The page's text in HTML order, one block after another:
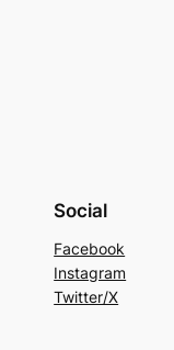
Social
Facebook
Instagram
Twitter/X